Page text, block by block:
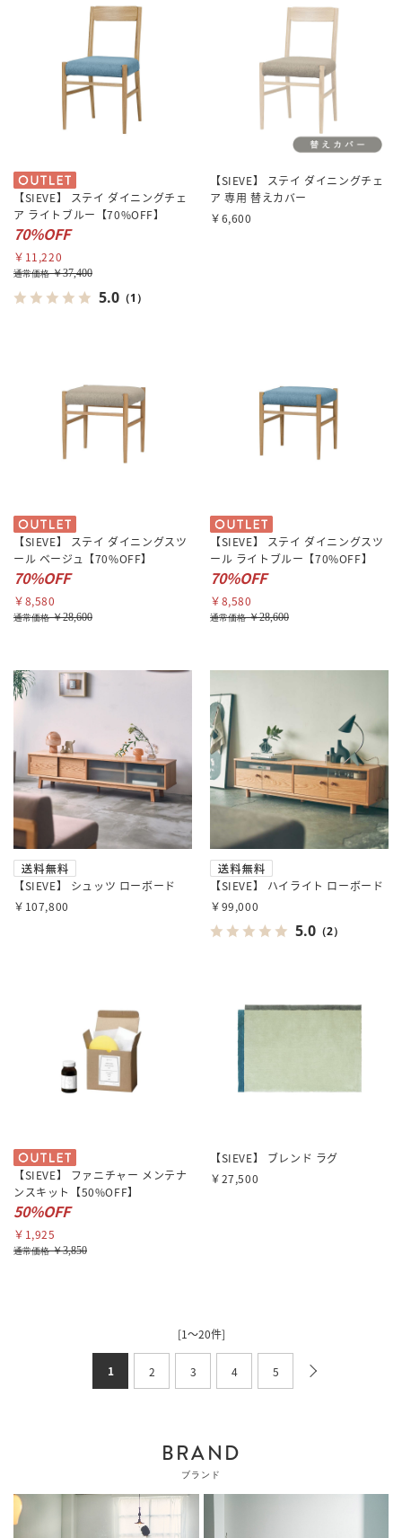
【SIEVE】 ステイ ダイニングチェ
ア ライトブルー【70%OFF】
70%OFF
￥11,220
通常価格￥37,400
5.0 （1）
【SIEVE】 ステイ ダイニングチェ
ア 専用 替えカバー
￥6,600
【SIEVE】 ステイ ダイニングスツ
ール ベージュ【70%OFF】
70%OFF
￥8,580
通常価格￥28,600
【SIEVE】 ステイ ダイニングスツ
ール ライトブルー【70%OFF】
70%OFF
￥8,580
通常価格￥28,600
【SIEVE】 シュッツ ローボード
￥107,800
【SIEVE】 ハイライト ローボード
￥99,000
5.0 （2）
【SIEVE】 ファニチャー メンテナ
ンスキット【50%OFF】
50%OFF
￥1,925
通常価格￥3,850
【SIEVE】 ブレンド ラグ
￥27,500
[1～20件]
1 2 3 4 5
BRAND
ブランド